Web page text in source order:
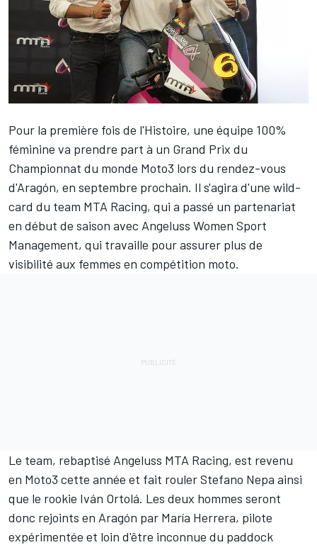
Pour la première fois de l'Histoire, une équipe 100%
féminine va prendre part à un Grand Prix du
Championnat du monde Moto3 lors du rendez-vous
d'Aragón, en septembre prochain. Il s'agira d'une wild-
card du team MTA Racing, qui a passé un partenariat
en début de saison avec Angeluss Women Sport
Management, qui travaille pour assurer plus de
visibilité aux femmes en compétition moto.
Le team, rebaptisé Angeluss MTA Racing, est revenu
en Moto3 cette année et fait roulerStefano Nepa ainsi
que le rookie Iván Ortolá. Les deux hommes seront
donc rejoints en Aragón par María Herrera, pilote
expérimentée et loin d'être inconnue du paddock